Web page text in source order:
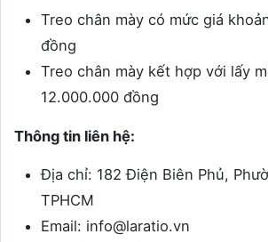
Treo chân mày có mức giá
đồng
Treo chân mày kết hợp với lấy
12.000.000 đồng
Thông tin liên hệ:
Địa chỉ: 182 Điện Biên Phủ,
TPHCM
Email: info@laratio.vn